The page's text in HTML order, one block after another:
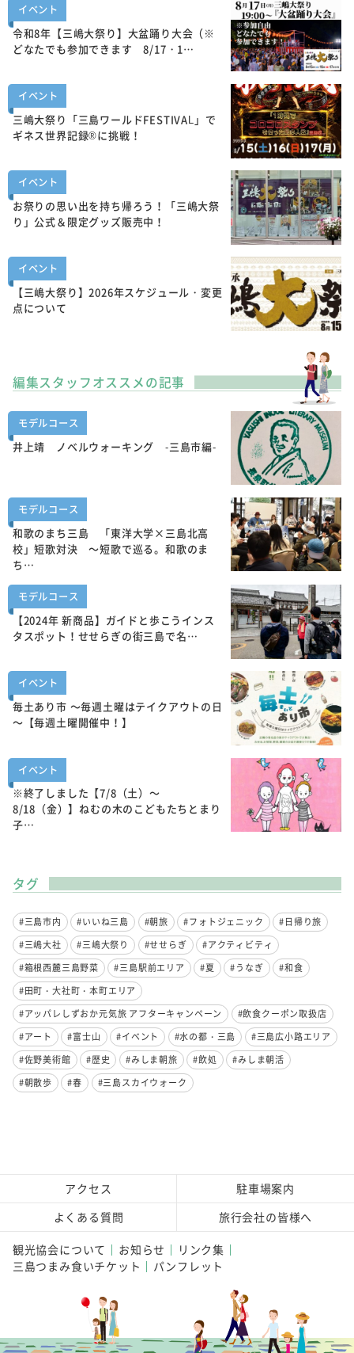
イベント
令和8年【三嶋大祭り】大盆踊り大会（※
どなたでも参加できます 8/17・1…
イベント
三嶋大祭り「三島ワールドFESTIVAL」で
ギネス世界記録®に挑戦！
イベント
お祭りの思い出を持ち帰ろう！「三嶋大祭
り」公式＆限定グッズ販売中！
イベント
【三嶋大祭り】2026年スケジュール・変更
点について
編集スタッフオススメの記事
モデルコース
井上靖 ノベルウォーキング -三島市編-
モデルコース
和歌のまち三島 「東洋大学×三島北高
校」短歌対決 ～短歌で巡る。和歌のま
ち…
モデルコース
【2024年 新商品】ガイドと歩こうインス
タスポット！せせらぎの街三島で名…
イベント
毎土あり市 ～毎週土曜はテイクアウトの日
～【毎週土曜開催中！】
イベント
※終了しました【7/8（土）～
8/18（金）】ねむの木のこどもたちとまり
子…
タグ
#三島市内 #いいね三島 #朝旅 #フォトジェニック
#日帰り旅
#三嶋大社
#三嶋大祭り #せせらぎ
#アクティビティ
#箱根西麓三島野菜
#三島駅前エリア #夏 #うなぎ
#和食
#田町・大社町・本町エリア
#アッパレしずおか元気旅 アフターキャンペーン
#飲食クーポン取扱店
#アート
#富士山 #イベント #水の都・三島
#三島広小路エリア
#佐野美術館
#歴史 #みしま朝旅 #飲処
#みしま朝活
#朝散歩
#春 #三島スカイウォーク
アクセス
駐車場案内
よくある質問
旅行会社の皆様へ
観光協会について お知らせ
リンク集
三島つまみ食いチケット
パンフレット